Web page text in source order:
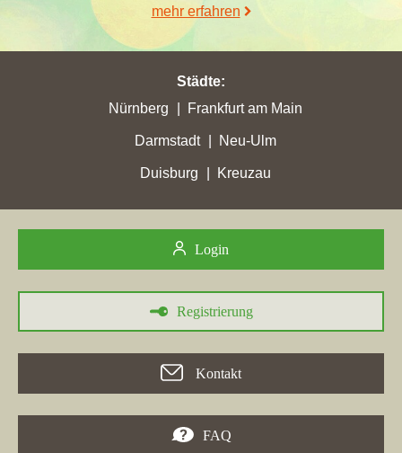
In der Stadt Naumburg (Saale)hat die Immobilienfirma
Projektgesellschaft Mitteldeutschland mbH
pg-mitteldeutschland.dein der Woche vom 01.02.2022 mit
einem Plus von 0,57 ihre bisher höchsten Stadtpunkte erreicht.
29.11.2021
PGM Projektgesellschaft Mitteldeutschland mbH
Naumburg (Saale)
Platzierung erreicht. Hierbei ist die Immobilienfirma aus
Naumburg (Saale) von Platz 14 um 4 Platzierungen vorgerückt
und befindet sich jetzt auf Rang 10. Folgende Webseiten wurden
hierbei überholt:wuestenrot-immobilien.de,vvv-leipzig-
immobilien.de,nbg-projektentwicklung.deundmcmakler.de.
22.08.2018
PGM Projektgesellschaft Mitteldeutschland mbH
Immobilienmaklerwebseitepg-mitteldeutschland.de
mehr erfahren
Städte:
Nürnberg
Frankfurt am Main
Darmstadt Neu-Ulm
Duisburg Kreuzau
Login
Registrierung
Kontakt
FAQ